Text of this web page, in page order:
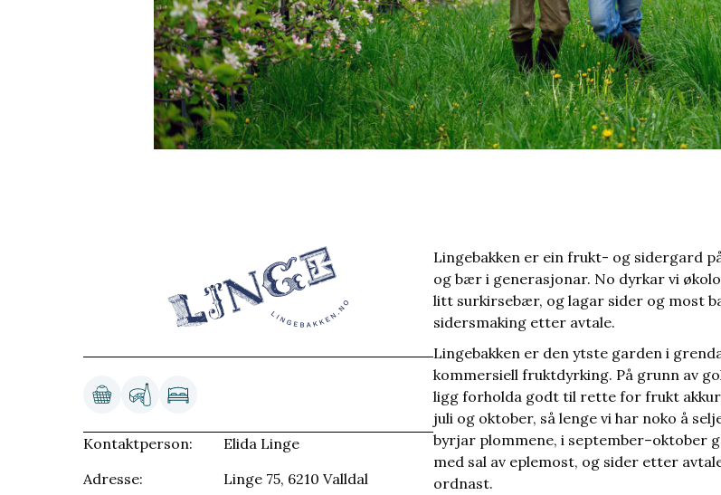
Kontaktperson:
Elida Linge
Adresse:
Linge 75, 6210 Valldal
Lingebakken er ein frukt- og sidergard
og bær i generasjonar. No dyrkar vi
litt surkirsebær, og lagar sider og most
sidersmaking etter avtale.
Lingebakken er den ytste garden i
kommersiell fruktdyrking. På grunn av
ligg forholda godt til rette for frukt
juli og oktober, så lenge vi har noko å
byrjar plommene, i september–oktober
med sal av eplemost, og sider etter
ordnast.